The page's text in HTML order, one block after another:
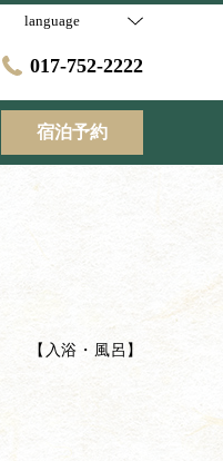
language
017-752-2222
宿泊予約
【 入浴・風呂 】